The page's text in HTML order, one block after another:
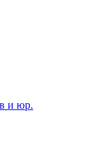
и юр.